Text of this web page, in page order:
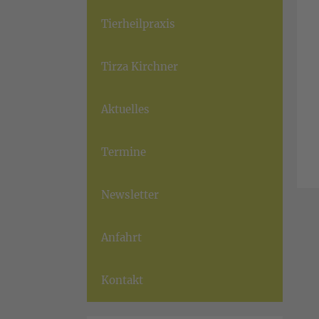
Tierheilpraxis
Tirza Kirchner
Aktuelles
Termine
Newsletter
Anfahrt
Kontakt